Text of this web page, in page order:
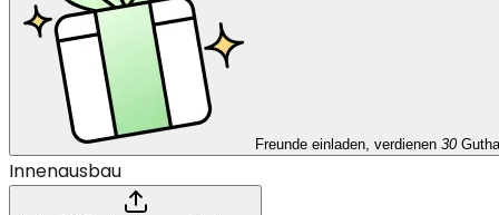
Freunde einladen, verdienen 30
Innenausbau